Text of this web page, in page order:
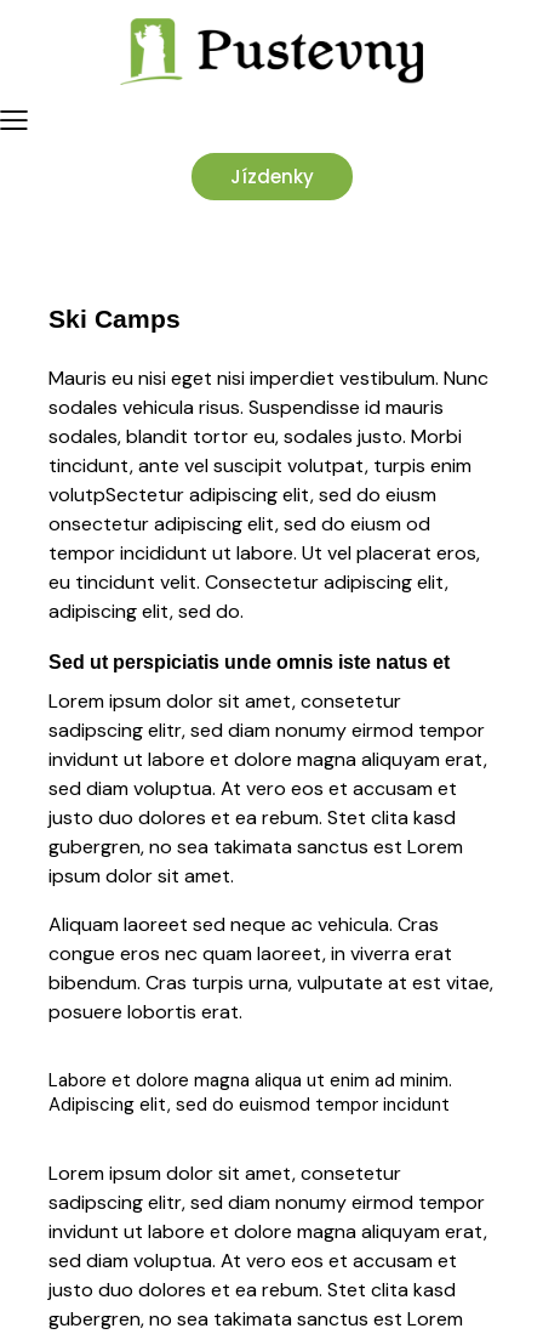
Jízdenky
Ski Camps
Mauris eu nisi eget nisi imperdiet vestibulum. Nunc
sodales vehicula risus. Suspendisse id mauris
sodales, blandit tortor eu, sodales justo. Morbi
tincidunt, ante vel suscipit volutpat, turpis enim
volutpSectetur adipiscing elit, sed do eiusm
onsectetur adipiscing elit, sed do eiusm od
tempor incididunt ut labore. Ut vel placerat eros,
eu tincidunt velit. Consectetur adipiscing elit,
adipiscing elit, sed do.
Sed ut perspiciatis unde omnis iste natus et
Lorem ipsum dolor sit amet, consetetur
sadipscing elitr, sed diam nonumy eirmod tempor
invidunt ut labore et dolore magna aliquyam erat,
sed diam voluptua. At vero eos et accusam et
justo duo dolores et ea rebum. Stet clita kasd
gubergren, no sea takimata sanctus est Lorem
ipsum dolor sit amet.
Aliquam laoreet sed neque ac vehicula. Cras
congue eros nec quam laoreet, in viverra erat
bibendum. Cras turpis urna, vulputate at est vitae,
posuere lobortis erat.
Labore et dolore magna aliqua ut enim ad minim.
Adipiscing elit, sed do euismod tempor incidunt
Lorem ipsum dolor sit amet, consetetur
sadipscing elitr, sed diam nonumy eirmod tempor
invidunt ut labore et dolore magna aliquyam erat,
sed diam voluptua. At vero eos et accusam et
justo duo dolores et ea rebum. Stet clita kasd
gubergren, no sea takimata sanctus est Lorem